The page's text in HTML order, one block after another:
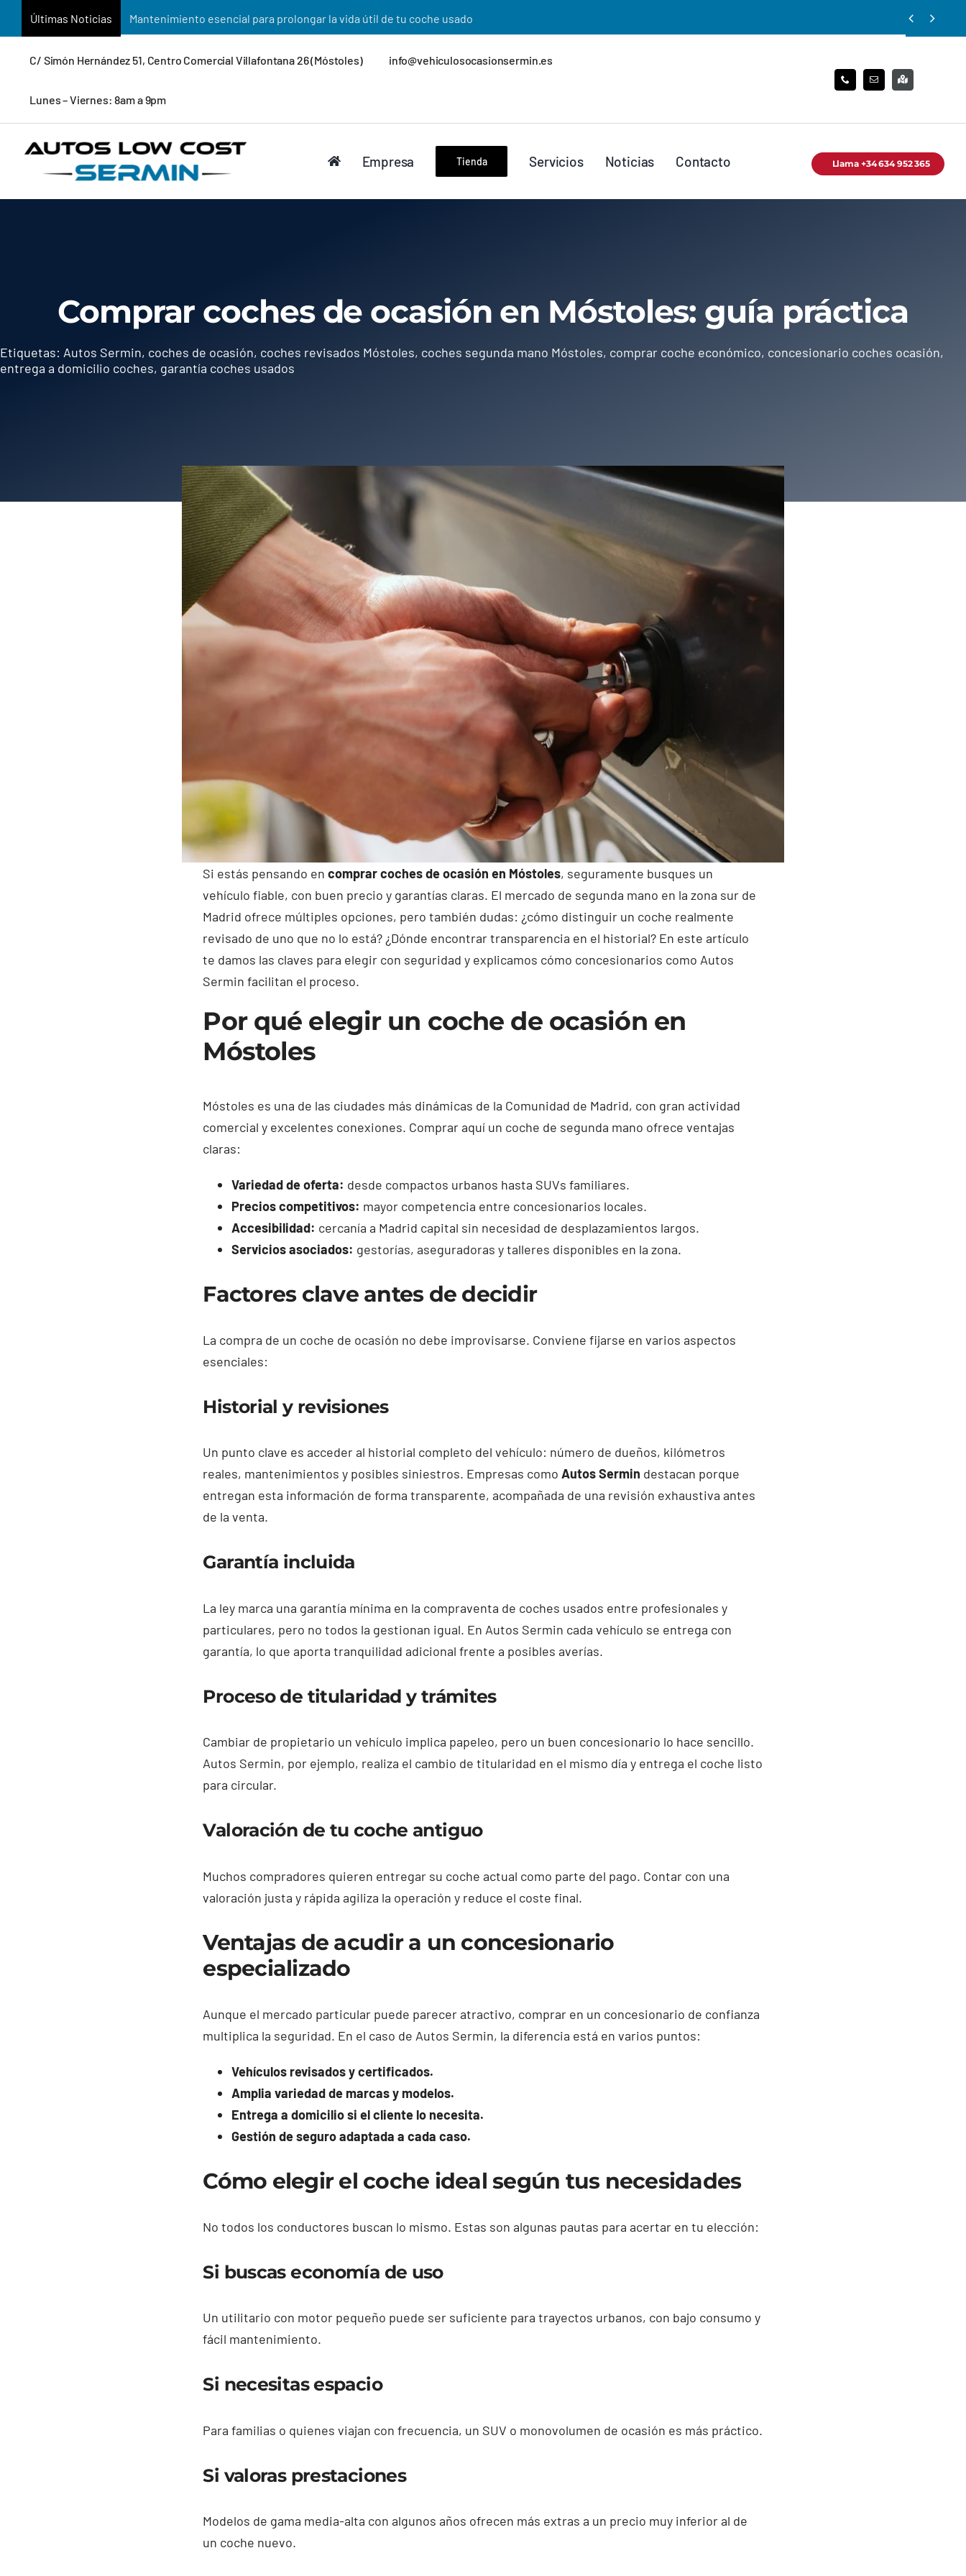
contenido
Últimas Noticias Beneficios de adquirir vehículos de ocasión certificados  
C/ Simón Hernández 51, Centro Comercial Villafontana 26 (Móstoles) info@vehiculosocasionsermin.es
Lunes – Viernes: 8am a 9pm
Empresa Tienda Servicios Noticias Contacto Llama +34 634 952 365
Comprar coches de ocasión en Móstoles: guía práctica
Etiquetas: Autos Sermin, coches de ocasión, coches revisados Móstoles, coches segunda mano Móstoles, comprar coche económico, concesionario coches ocasión,
entrega a domicilio coches, garantía coches usados
Si estás pensando encomprar coches de ocasión en Móstoles, seguramente busques un
vehículo fiable, con buen precio y garantías claras. El mercado de segunda mano en la zona sur de
Madrid ofrece múltiples opciones, pero también dudas: ¿cómo distinguir un coche realmente
revisado de uno que no lo está? ¿Dónde encontrar transparencia en el historial? En este artículo
te damos las claves para elegir con seguridad y explicamos cómo concesionarios como Autos
Sermin facilitan el proceso.
Por qué elegir un coche de ocasión en
Móstoles
Móstoles es una de las ciudades más dinámicas de la Comunidad de Madrid, con gran actividad
comercial y excelentes conexiones. Comprar aquí un coche de segunda mano ofrece ventajas
claras:
Variedad de oferta: desde compactos urbanos hasta SUVs familiares.
Precios competitivos: mayor competencia entre concesionarios locales.
Accesibilidad: cercanía a Madrid capital sin necesidad de desplazamientos largos.
Servicios asociados: gestorías, aseguradoras y talleres disponibles en la zona.
Factores clave antes de decidir
La compra de un coche de ocasión no debe improvisarse. Conviene fijarse en varios aspectos
esenciales:
Historial y revisiones
Un punto clave es acceder al historial completo del vehículo: número de dueños, kilómetros
reales, mantenimientos y posibles siniestros. Empresas comoAutos Sermin destacan porque
entregan esta información de forma transparente, acompañada de una revisión exhaustiva antes
de la venta.
Garantía incluida
La ley marca una garantía mínima en la compraventa de coches usados entre profesionales y
particulares, pero no todos la gestionan igual. En Autos Sermin cada vehículo se entrega con
garantía, lo que aporta tranquilidad adicional frente a posibles averías.
Proceso de titularidad y trámites
Cambiar de propietario un vehículo implica papeleo, pero un buen concesionario lo hace sencillo.
Autos Sermin, por ejemplo, realiza el cambio de titularidad en el mismo día y entrega el coche listo
para circular.
Valoración de tu coche antiguo
Muchos compradores quieren entregar su coche actual como parte del pago. Contar con una
valoración justa y rápida agiliza la operación y reduce el coste final.
Ventajas de acudir a un concesionario
especializado
Aunque el mercado particular puede parecer atractivo, comprar en un concesionario de confianza
multiplica la seguridad. En el caso de Autos Sermin, la diferencia está en varios puntos:
Vehículos revisados y certificados.
Amplia variedad de marcas y modelos.
Entrega a domicilio si el cliente lo necesita.
Gestión de seguro adaptada a cada caso.
Cómo elegir el coche ideal según tus necesidades
No todos los conductores buscan lo mismo. Estas son algunas pautas para acertar en tu elección:
Si buscas economía de uso
Un utilitario con motor pequeño puede ser suficiente para trayectos urbanos, con bajo consumo y
fácil mantenimiento.
Si necesitas espacio
Para familias o quienes viajan con frecuencia, un SUV o monovolumen de ocasión es más práctico.
Si valoras prestaciones
Modelos de gama media-alta con algunos años ofrecen más extras a un precio muy inferior al de
un coche nuevo.